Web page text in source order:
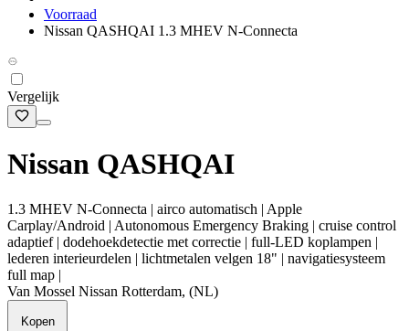
Voorraad
Nissan QASHQAI 1.3 MHEV N-Connecta
Vergelijk
Nissan QASHQAI
1.3 MHEV N-Connecta | airco automatisch | Apple
Carplay/Android | Autonomous Emergency Braking | cruise control
adaptief | dodehoekdetectie met correctie | full-LED koplampen |
lederen interieurdelen | lichtmetalen velgen 18" | navigatiesysteem
full map |
Van Mossel Nissan Rotterdam, (NL)
Kopen